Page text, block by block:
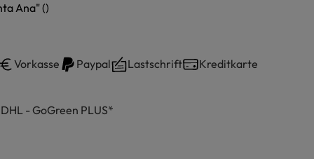
Ana" ()
Vorkasse Paypal Lastschrift Kreditkarte
- GoGreen PLUS*